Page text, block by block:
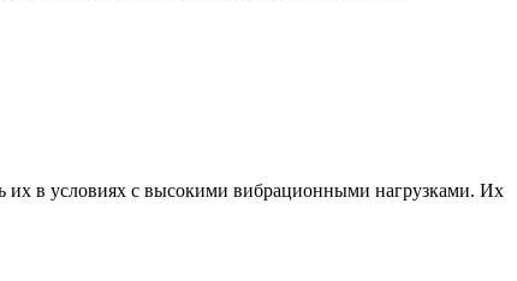
их в условиях с высокими вибрационными нагрузками. Их